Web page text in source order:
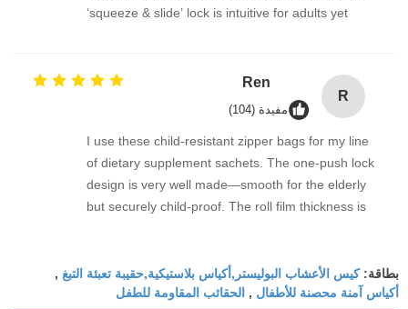
‘squeeze & slide’ lock is intuitive for adults yet
all. Great quality, and the eco-friendlier film option
R
Ren
مفيدة (104)
I use these child-resistant zipper bags for my line
of dietary supplement sachets. The one-push lock
design is very well made—smooth for the elderly
but securely child-proof. The roll film thickness is
うございます for the reliable product.
بطاقة:كيس الأعشاب البوليستر,أكياس بلاستيكية,حقيبة تعبئة التبغ ,
أكياس آمنة محصنة للأطفال , الحقائب المقاومة للطفل